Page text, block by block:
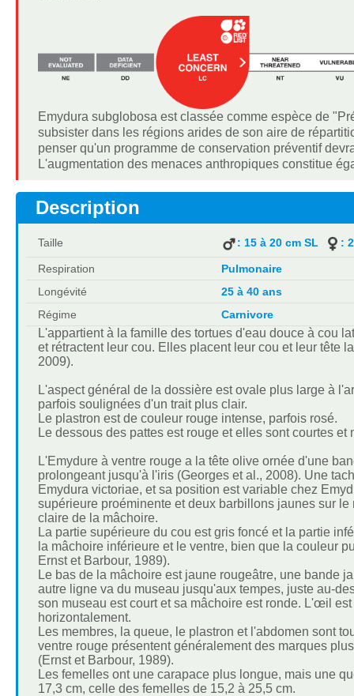
Emydura subglobosa est classée comme espèce de
subsister dans les régions arides de son aire de
penser qu'un programme de conservation préventif
L'augmentation des menaces anthropiques constitue
Description
Taille : 15 à 20 cm SL :
Respiration
Pulmonaire
Longévité
25 à 40 ans
Régime
Carnivore
L'appartient à la famille des tortues d'eau douce à cou
et rétractent leur cou. Elles placent leur cou et leur tête
2009).
L'aspect général de la dossière est ovale plus large à
parfois soulignées d'un trait plus clair.
Le plastron est de couleur rouge intense, parfois rosé.
Le dessous des pattes est rouge et elles sont courtes et
L'Emydure à ventre rouge a la tête olive ornée d'une
prolongeant jusqu'à l'iris (Georges et al., 2008). Une
Emydura victoriae, et sa position est variable chez
supérieure proéminente et deux barbillons jaunes sur
claire de la mâchoire.
La partie supérieure du cou est gris foncé et la partie
la mâchoire inférieure et le ventre, bien que la couleur
Ernst et Barbour, 1989).
Le bas de la mâchoire est jaune rougeâtre, une bande
autre ligne va du museau jusqu'aux tempes, juste au-
son museau est court et sa mâchoire est ronde. L'œil
horizontalement.
Les membres, la queue, le plastron et l'abdomen sont
ventre rouge présentent généralement des marques
(Ernst et Barbour, 1989).
Les femelles ont une carapace plus longue, mais une
17,3 cm, celle des femelles de 15,2 à 25,5 cm.